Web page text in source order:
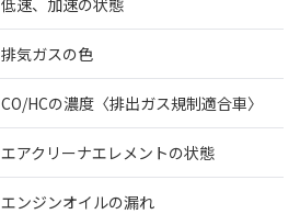
低速、加速の状態
排気ガスの色
CO/HCの濃度〈排出ガス規制適合車〉
エアクリーナエレメントの状態
エンジンオイルの漏れ